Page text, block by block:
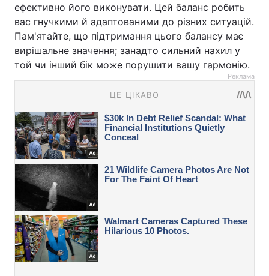
ефективно його виконувати. Цей баланс робить
вас гнучкими й адаптованими до різних ситуацій.
Пам'ятайте, що підтримання цього балансу має
вирішальне значення; занадто сильний нахил у
той чи інший бік може порушити вашу гармонію.
Реклама